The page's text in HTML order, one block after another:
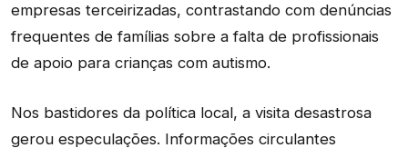
empresas terceirizadas, contrastando com denúncias
frequentes de famílias sobre a falta de profissionais
de apoio para crianças com autismo.
Nos bastidores da política local, a visita desastrosa
gerou especulações. Informações circulantes